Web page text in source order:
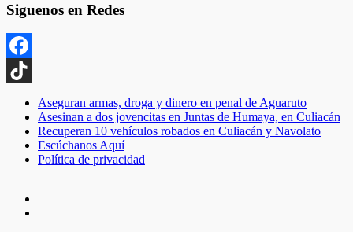
Siguenos en Redes
Facebook
TikTok
Aseguran armas, droga y dinero en penal de Aguaruto
Asesinan a dos jovencitas en Juntas de Humaya, en Culiacán
Recuperan 10 vehículos robados en Culiacán y Navolato
Escúchanos Aquí
Política de privacidad